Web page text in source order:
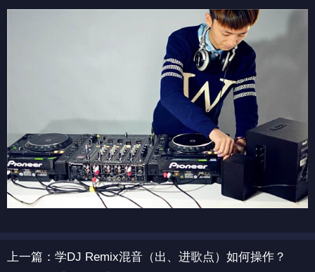
上一篇： 学DJ Remix混音（出、进歌点）如何操作？